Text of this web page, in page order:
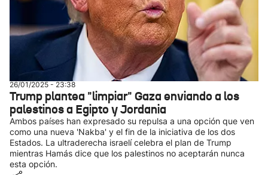
26/01/2025 - 23:38
Trump plantea "limpiar" Gaza enviando a los
palestinos a Egipto y Jordania
Ambos países han expresado su repulsa a una opción que ven
como una nueva 'Nakba' y el fin de la iniciativa de los dos
Estados. La ultraderecha israelí celebra el plan de Trump
mientras Hamás dice que los palestinos no aceptarán nunca
esta opción.